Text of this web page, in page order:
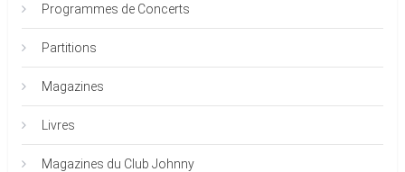
Programmes de Concerts
Partitions
Magazines
Livres
Magazines du Club Johnny